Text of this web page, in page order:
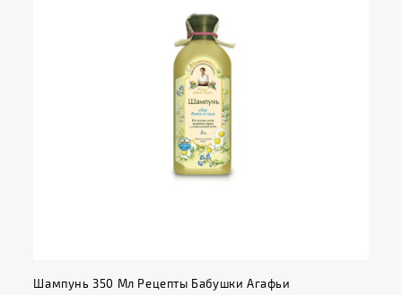
Шампунь 350 Мл Рецепты Бабушки Агафьи